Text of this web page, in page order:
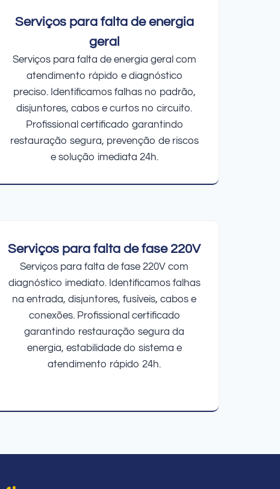
Serviços para falta de energia
geral
Serviços para falta de energia geral com
atendimento rápido e diagnóstico
preciso. Identificamos falhas no padrão,
disjuntores, cabos e curtos no circuito.
Profissional certificado garantindo
restauração segura, prevenção de riscos
e solução imediata 24h.
Serviços para falta de fase 220V
Serviços para falta de fase 220V com
diagnóstico imediato. Identificamos falhas
na entrada, disjuntores, fusíveis, cabos e
conexões. Profissional certificado
garantindo restauração segura da
energia, estabilidade do sistema e
atendimento rápido 24h.